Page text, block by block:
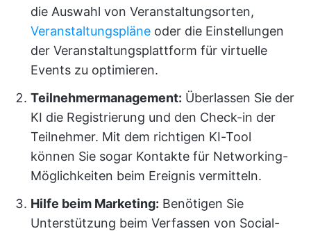
die Auswahl von Veranstaltungsorten,
Veranstaltungspläne oder die Einstellungen
der Veranstaltungsplattform für virtuelle
Events zu optimieren.
Teilnehmermanagement: Überlassen Sie der
KI die Registrierung und den Check-in der
Teilnehmer. Mit dem richtigen KI-Tool
können Sie sogar Kontakte für Networking-
Möglichkeiten beim Ereignis vermitteln.
Hilfe beim Marketing: Benötigen Sie
Unterstützung beim Verfassen von Social-